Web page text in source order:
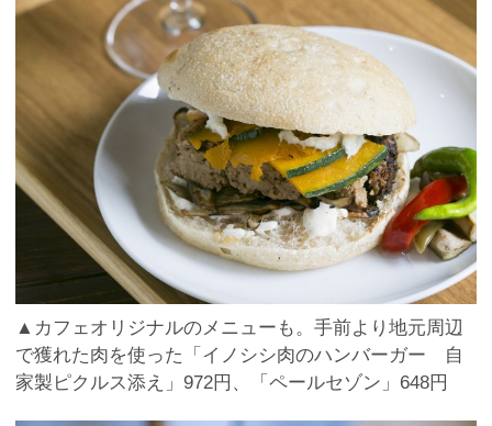
▲カフェオリジナルのメニューも。手前より地元周辺
で獲れた肉を使った「イノシシ肉のハンバーガー 自
家製ピクルス添え」972円、「ペールセゾン」648円